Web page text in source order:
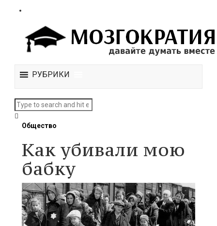
РУБРИКИ
Общество
Как убивали мою
бабку